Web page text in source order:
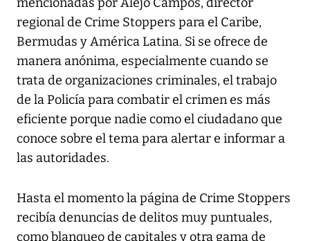
mencionadas por Alejo Campos, director
regional de Crime Stoppers para el Caribe,
Bermudas y América Latina. Si se ofrece de
manera anónima, especialmente cuando se
trata de organizaciones criminales, el trabajo
de la Policía para combatir el crimen es más
eficiente porque nadie como el ciudadano que
conoce sobre el tema para alertar e informar a
las autoridades.
Hasta el momento la página de Crime Stoppers
recibía denuncias de delitos muy puntuales,
como blanqueo de capitales y otra gama de